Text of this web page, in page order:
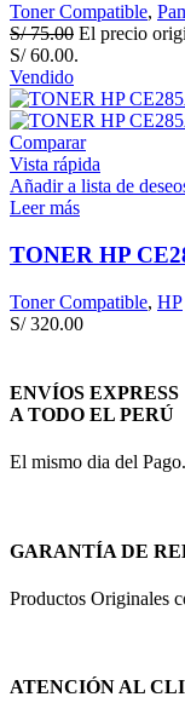
Toner Compatible,
S/75.00 El precio
S/ 60.00.
Vendido
Comparar
Vista rápida
Añadir a lista de
Leer más
TONER HP
Toner Compatible, HP
S/320.00
ENVÍOS EXPRESS
A TODO EL PERÚ
El mismo dia del Pago.
GARANTÍA DE
Productos Originales
ATENCIÓN AL